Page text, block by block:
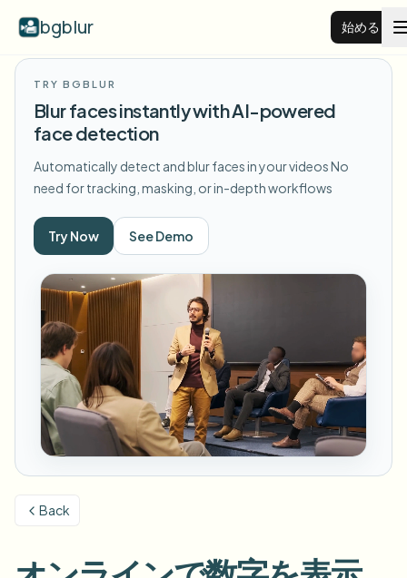
bgblur 始める
サンプルライブラリ全体を閲覧する
顔をぼかす
ナンバープレートをぼかす
背景をぼかす
何でもぼかす
機能
View all features
Browse every blur tool in one place
ナンバープレートをぼかす
顔をぼかす
エンタープライズ
学校・教育
キャンパスカメラ、講義、地区の一括プライバシー
メディア・エンターテインメント
試写、リリース、コンプライアンス
小売・EC
医療
リソース
FAQ
ブログ
Whitepapers
ツール
Choose language
TRY BGBLUR
Blur faces instantly with AI-powered
face detection
Automatically detect and blur faces in your videosNo
need for tracking, masking, or in-depth workflows
Try Now See Demo
Back